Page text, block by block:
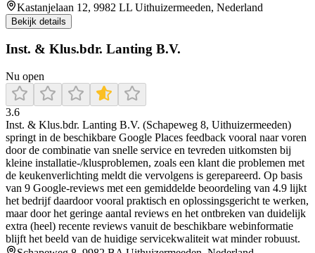
Kastanjelaan 12, 9982 LL Uithuizermeeden, Nederland
Bekijk details
Inst. & Klus.bdr. Lanting B.V.
Nu open
3.6
Inst. & Klus.bdr. Lanting B.V. (Schapeweg 8, Uithuizermeeden)
springt in de beschikbare Google Places feedback vooral naar voren
door de combinatie van snelle service en tevreden uitkomsten bij
kleine installatie-/klusproblemen, zoals een klant die problemen met
de keukenverlichting meldt die vervolgens is gerepareerd. Op basis
van 9 Google-reviews met een gemiddelde beoordeling van 4.9 lijkt
het bedrijf daardoor vooral praktisch en oplossingsgericht te werken,
maar door het geringe aantal reviews en het ontbreken van duidelijk
extra (heel) recente reviews vanuit de beschikbare webinformatie
blijft het beeld van de huidige servicekwaliteit wat minder robuust.